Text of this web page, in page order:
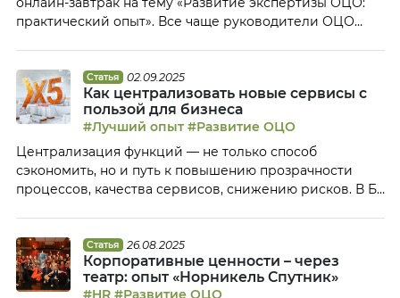
практический опыт». Все чаще руководители ОЦО
экспертными. Однако, как показывает практика,
передача экспертного процесса в ОЦО это часто
вызов и для бизнеса, и для ОЦО. На закрытом онлайн-
завтраке […]
Статья 02.09.2025
Как централизовать новые сервисы с
пользой для бизнеса
#Лучший опыт #Развитие ОЦО
Централизация функций — не только способ
сэкономить, но и путь к повышению прозрачности
процессов, качества сервисов, снижению рисков. В БЕ
Гайнуллина, Финансовый директор БЕ «Поддержка
бизнеса», X5 Group, рассказала Клубу ОЦО об основных
этапах перевода новых сервисов, возможных
Статья 26.08.2025
Корпоративные ценности – через
театр: опыт «Норникель Спутник»
#HR #Развитие ОЦО